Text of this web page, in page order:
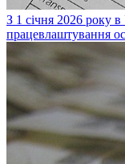
З 1 січня 2026 року
працевлаштування